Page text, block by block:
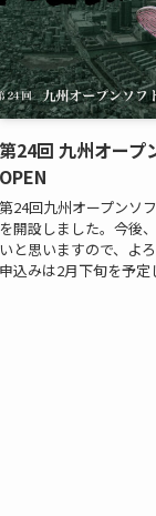
第24回 九州オープ
OPEN
第24回九州オープンソ
を開設しました。今後
いと思いますので、よ
申込みは2月下旬を予定